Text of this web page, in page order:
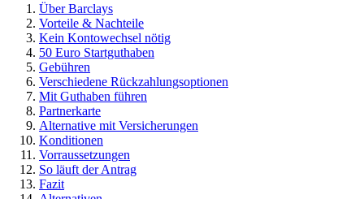
Über Barclays
Vorteile & Nachteile
Kein Kontowechsel nötig
50 Euro Startguthaben
Gebühren
Verschiedene Rückzahlungsoptionen
Mit Guthaben führen
Partnerkarte
Alternative mit Versicherungen
Konditionen
Vorraussetzungen
So läuft der Antrag
Fazit